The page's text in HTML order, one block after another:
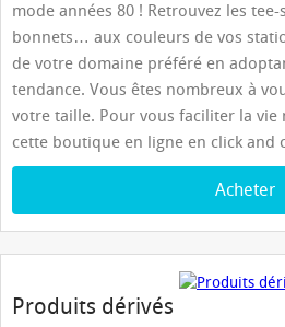
mode années 80 ! Retrouvez les
bonnets… aux couleurs de vos
de votre domaine préféré en
tendance. Vous êtes nombreux à
votre taille. Pour vous faciliter la vie
cette boutique en ligne en click and
Acheter
Produits dérivés